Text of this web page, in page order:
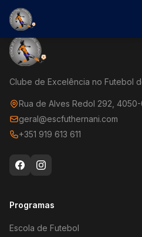
Clube de Excelência no Futebol
Rua de Alves Redol 292,
geral@escfuthernani.com
+351 919 613 611
Programas
Escola de Futebol